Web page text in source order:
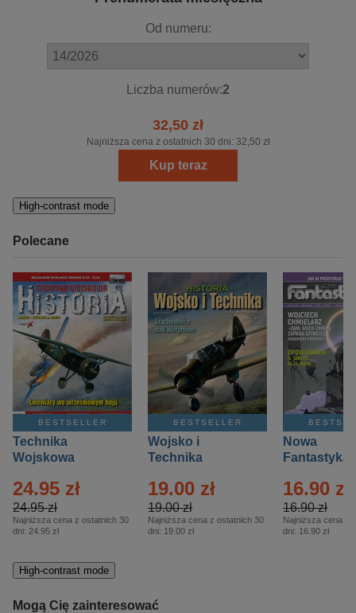
Od numeru:
Liczba numerów:2
32,50 zł
Najniższa cena z ostatnich 30 dni: 32,50 zł
Kup teraz
High-contrast mode
Polecane
BESTSELLER
Technika
Wojskowa
– 2/2026
24.95 zł
24.95 zł
Najniższa cena z ostatnich 30
dni: 24.95 zł
BESTSELLER
Wojsko i
Technika
Specjalne –
Eprasa – 2/2026
19.00 zł
19.00 zł
Najniższa cena z ostatnich 30
dni: 19.00 zł
Nowa
Fantastyka
16.90 zł
16.90 zł
Najniższa cena z
dni: 16.90 zł
High-contrast mode
Mogą Cię zainteresować